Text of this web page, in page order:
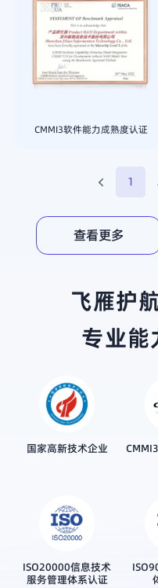
CMMI3软件能力成熟度认证
1
查看更多
飞雁护
专业能
国家高新技术企业
ISO20000信息技术
服务管理体系认证